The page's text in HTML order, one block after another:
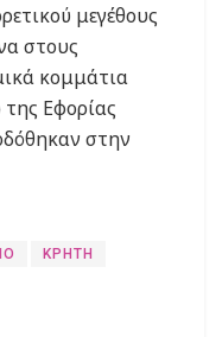
μεγέθους
στους
κομμάτια
Εφορίας
στην
ΚΡΗΤΗ